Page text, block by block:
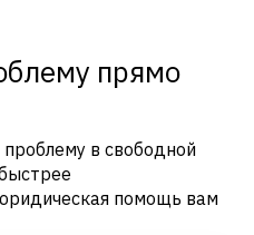
прямо
в свободной
помощь вам